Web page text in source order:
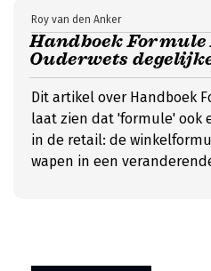
Handboek Formule
Ouderwets
Roy van den Anker
Dit artikel over Handboek
laat zien dat 'formule' ook
in de retail: de
wapen in een